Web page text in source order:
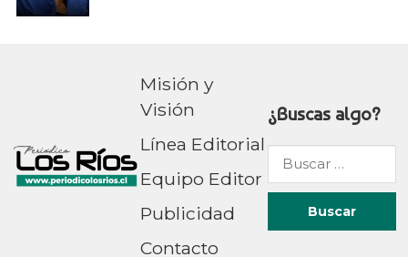
Misión y
Visión
Línea Editorial
Equipo Editor
Publicidad
Contacto
¿Buscas algo?
Buscar
por: